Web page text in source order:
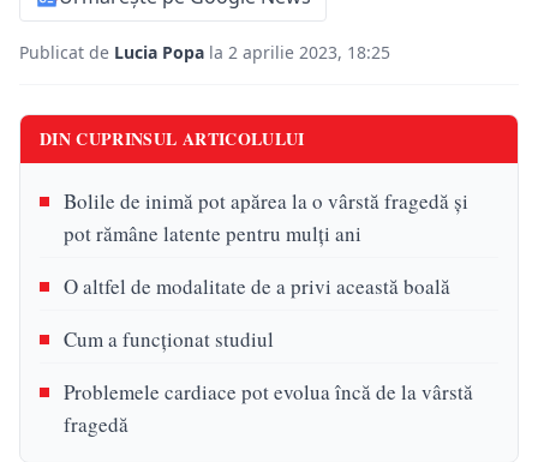
Publicat de Lucia Popa la 2 aprilie 2023, 18:25
DIN CUPRINSUL ARTICOLULUI
Bolile de inimă pot apărea la o vârstă fragedă și
pot rămâne latente pentru mulți ani
O altfel de modalitate de a privi această boală
Cum a funcționat studiul
Problemele cardiace pot evolua încă de la vârstă
fragedă